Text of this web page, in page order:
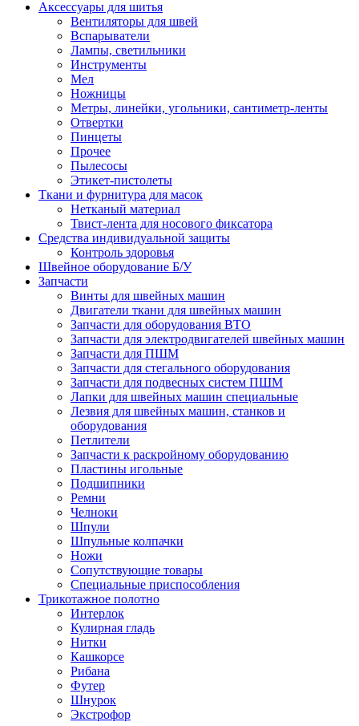
Аксессуары для шитья
Вентиляторы для швей
Вспарыватели
Лампы, светильники
Инструменты
Мел
Ножницы
Метры, линейки, угольники, сантиметр-ленты
Отвертки
Пинцеты
Прочее
Пылесосы
Этикет-пистолеты
Ткани и фурнитура для масок
Нетканый материал
Твист-лента для носового фиксатора
Средства индивидуальной защиты
Контроль здоровья
Швейное оборудование Б/У
Запчасти
Винты для швейных машин
Двигатели ткани для швейных машин
Запчасти для оборудования ВТО
Запчасти для электродвигателей швейных машин
Запчасти для ПШМ
Запчасти для стегального оборудования
Запчасти для подвесных систем ПШМ
Лапки для швейных машин специальные
Лезвия для швейных машин, станков и
оборудования
Петлители
Запчасти к раскройному оборудованию
Пластины игольные
Подшипники
Ремни
Челноки
Шпули
Шпульные колпачки
Ножи
Сопутствующие товары
Специальные приспособления
Трикотажное полотно
Интерлок
Кулирная гладь
Нитки
Кашкорсе
Рибана
Футер
Шнурок
Экстрофор